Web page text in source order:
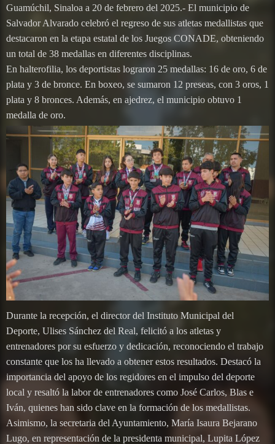
Guamúchil, Sinaloa a 20 de febrero del 2025.- El municipio de
Salvador Alvarado celebró el regreso de sus atletas medallistas que
destacaron en la etapa estatal de los Juegos CONADE, obteniendo
un total de 38 medallas en diferentes disciplinas.
En halterofilia, los deportistas lograron 25 medallas: 16 de oro, 6 de
plata y 3 de bronce. En boxeo, se sumaron 12 preseas, con 3 oros, 1
plata y 8 bronces. Además, en ajedrez, el municipio obtuvo 1
medalla de oro.
Durante la recepción, el director del Instituto Municipal del
Deporte, Ulises Sánchez del Real, felicitó a los atletas y
entrenadores por su esfuerzo y dedicación, reconociendo el trabajo
constante que los ha llevado a obtener estos resultados. Destacó la
importancia del apoyo de los regidores en el impulso del deporte
local y resaltó la labor de entrenadores como José Carlos, Blas e
Iván, quienes han sido clave en la formación de los medallistas.
Asimismo, la secretaria del Ayuntamiento, María Isaura Bejarano
Lugo, en representación de la presidenta municipal, Lupita López